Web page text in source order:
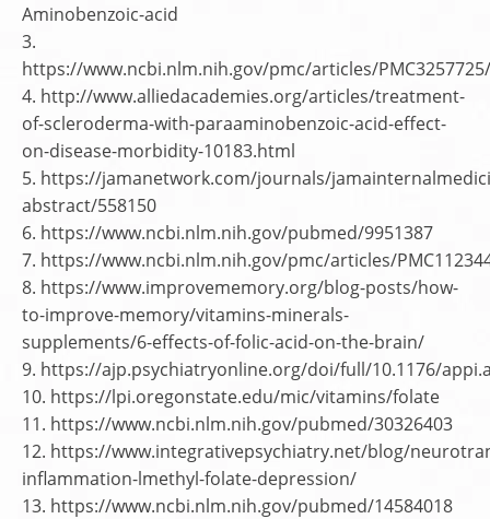
Aminobenzoic-acid
3.
https://www.ncbi.nlm.nih.gov/pmc/articles/PMC3257725/
4. http://www.alliedacademies.org/articles/treatment-
of-scleroderma-with-paraaminobenzoic-acid-effect-
on-disease-morbidity-10183.html
5. https://jamanetwork.com/journals/
abstract/558150
6. https://www.ncbi.nlm.nih.gov/pubmed/9951387
7. https://www.ncbi.nlm.nih.gov/pmc/articles/
8. https://www.improvememory.org/blog-posts/how-
to-improve-memory/vitamins-minerals-
supplements/6-effects-of-folic-acid-on-the-brain/
9. https://ajp.psychiatryonline.org/doi/full/10.1176/
10. https://lpi.oregonstate.edu/mic/vitamins/folate
11. https://www.ncbi.nlm.nih.gov/pubmed/30326403
12. https://www.integrativepsychiatry.net/blog/
inflammation-lmethyl-folate-depression/
13. https://www.ncbi.nlm.nih.gov/pubmed/14584018